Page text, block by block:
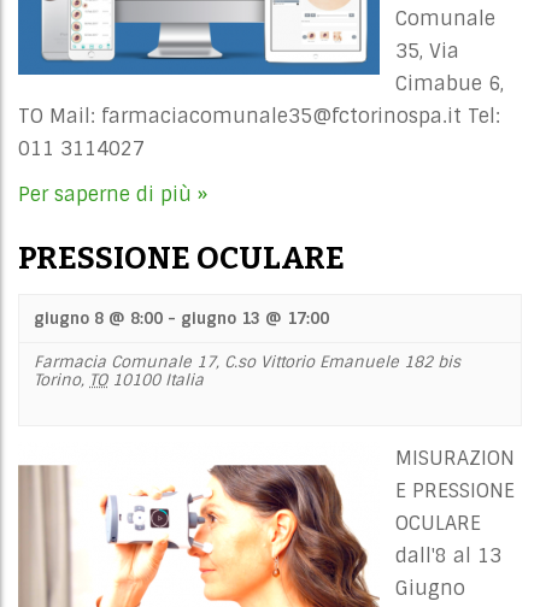
Comunale
35, Via
Cimabue 6,
TO Mail: farmaciacomunale35@fctorinospa.it Tel:
011 3114027
Per saperne di più »
PRESSIONE OCULARE
giugno 8 @ 8:00 - giugno 13 @ 17:00
Farmacia Comunale 17, C.so Vittorio Emanuele 182 bis
Torino, TO 10100 Italia
MISURAZION
E PRESSIONE
OCULARE
dall'8 al 13
Giugno